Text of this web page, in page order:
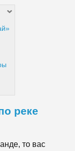
реке
то вас